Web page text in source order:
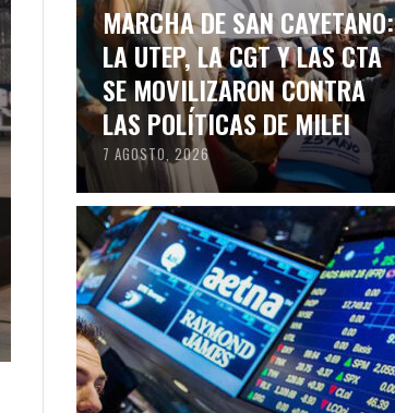
MARCHA DE SAN CAYETANO:
LA UTEP, LA CGT Y LAS CTA
SE MOVILIZARON CONTRA
LAS POLÍTICAS DE MILEI
7 AGOSTO, 2026